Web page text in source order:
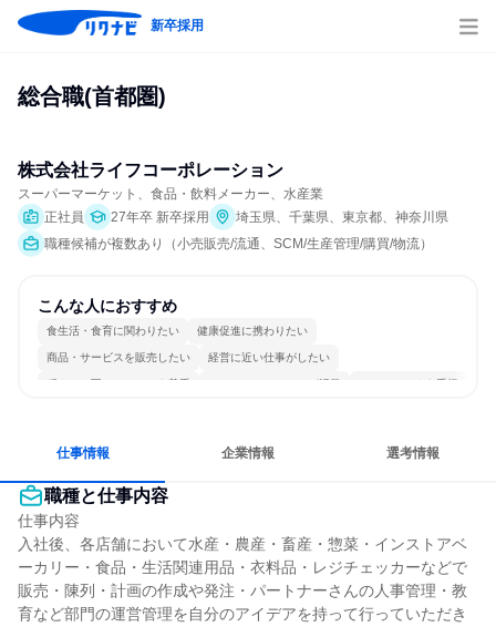
新卒採用
総合職(首都圏)
株式会社ライフコーポレーション
スーパーマーケット、食品・飲料メーカー、水産業
正社員
27年卒 新卒採用
埼玉県、千葉県、東京都、神奈川県
職種候補が複数あり（小売販売/流通、SCM/生産管理/購買/物流）
こんな人におすすめ
食生活・食育に関わりたい 健康促進に携わりたい
商品・サービスを販売したい 経営に近い仕事がしたい
穏やかで互いのペースを尊重 コミュニケーションが活発 チームワークを重視
仕事情報 企業情報 選考情報
職種と仕事内容
仕事内容
入社後、各店舗において水産・農産・畜産・惣菜・インストアベ
ーカリー・食品・生活関連用品・衣料品・レジチェッカーなどで
販売・陳列・計画の作成や発注・パートナーさんの人事管理・教
育など部門の運営管理を自分のアイデアを持って行っていただき